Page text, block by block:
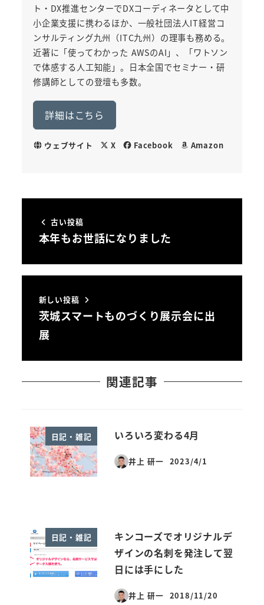
ト・DX推進センターでDXコーディネータとして中
小企業支援に携わるほか、一般社団法人IT経営コ
ンサルティング九州（ITC九州）の理事も務める。
近著に「使ってわかった AWSのAI」、「ワトソン
で体感する人工知能」。日本全国でセミナー・研
修講師としての登壇も多数。
詳細はこちら
ウェブサイト X Facebook Amazon
古い投稿
本年もお世話になりました
新しい投稿
茨城スマートものづくり展示会に出
展
関連記事
日記・雑記 いろいろ変わる4月
井上 研一
投稿日
2023/4/1
日記・雑記
キンコーズでオリジナルデ
ザインの名刺を発注して翌
日には手にした
井上 研一
投稿日
2018/11/20